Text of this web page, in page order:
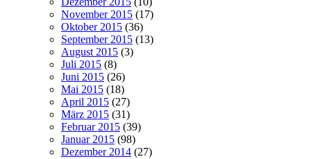
November 2015 (17)
Oktober 2015 (36)
September 2015 (13)
August 2015 (3)
Juli 2015 (8)
Juni 2015 (26)
Mai 2015 (18)
April 2015 (27)
März 2015 (31)
Februar 2015 (39)
Januar 2015 (98)
Dezember 2014 (27)